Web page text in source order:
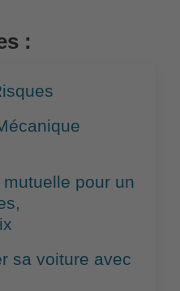
:
pour un
sa voiture avec